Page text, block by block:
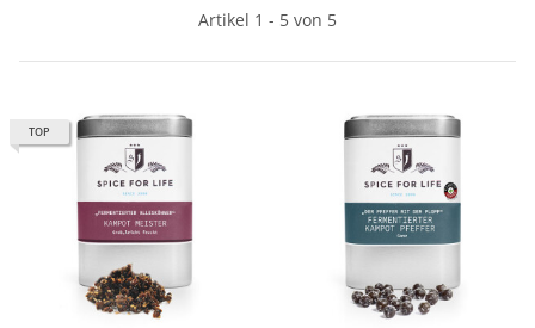
Artikel 1 - 5 von 5
TOP